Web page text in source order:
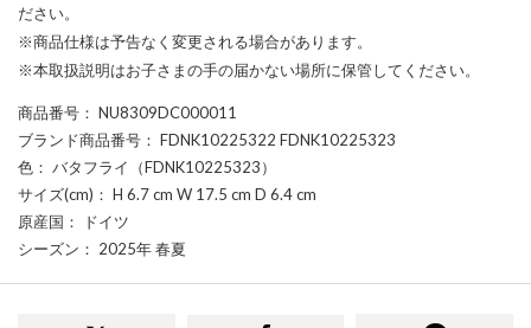
ださい。
※商品仕様は予告なく変更される場合があります。
※本取扱説明はお子さまの手の届かない場所に保管してください。
商品番号 ： NU8309DC000011
ブランド商品番号 ： FDNK10225322 FDNK10225323
色 ： バタフライ（FDNK10225323）
サイズ(cm) ： H 6.7 cm W 17.5 cm D 6.4 cm
原産国 ： ドイツ
シーズン ： 2025年 春夏